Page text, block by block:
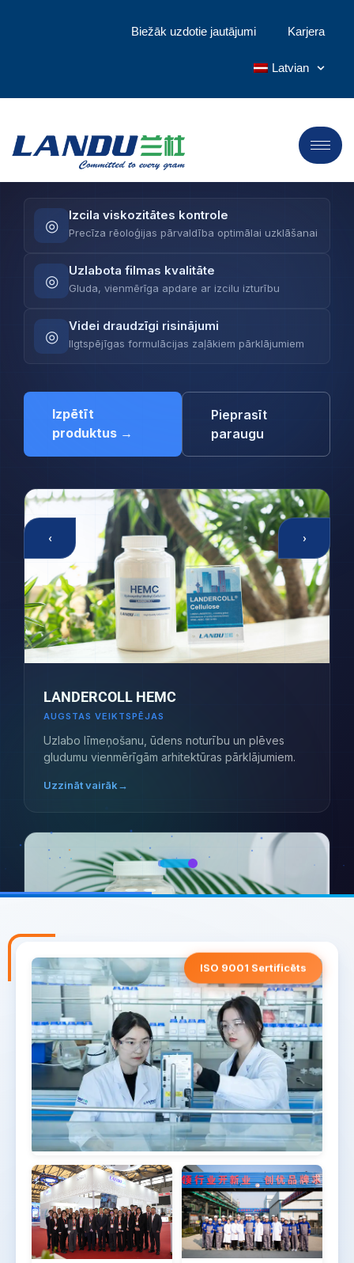
Biežāk uzdotie jautājumi Karjera
Latvian
veiktspējas
LANDU nodrošina uzlabotus celulozes eterus, kas
precīzas viskozitātes kontroles līdz izcilai plēves
kvalitātei un uzlabotai stabilitātei.
◎
Izcila viskozitātes kontrole
Precīza rēoloģijas pārvaldība optimālai uzklāšanai
◎
Uzlabota filmas kvalitāte
Gluda, vienmērīga apdare ar izcilu izturību
◎
Videi draudzīgi risinājumi
Ilgtspējīgas formulācijas zaļākiem pārklājumiem
Izpētīt
produktus →
Pieprasīt
paraugu
LANDERCOLL HEMC
AUGSTAS VEIKTSPĒJAS
Uzlabo līmeņošanu, ūdens noturību un plēves
gludumu vienmērīgām arhitektūras pārklājumiem.
Uzzināt vairāk→
LANDERCOLL HEC
DAUDZPUSĪGA RĒOLOĢIJA
Nodrošina efektīvu biezināšanu, stabilitāti un gludu
uzklāšanu ūdens bāzes krāsojumiem.
Uzzināt vairāk →
‹ ›
ISO 9001 Sertificēts